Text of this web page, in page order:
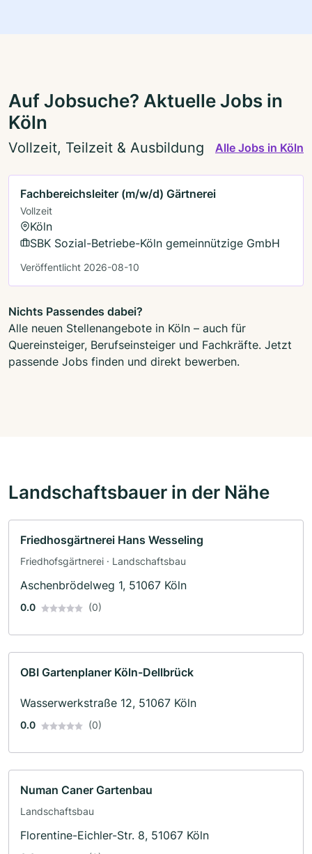
Auf Jobsuche? Aktuelle Jobs in
Köln
Vollzeit, Teilzeit & Ausbildung Alle Jobs in Köln
Fachbereichsleiter (m/w/d) Gärtnerei
Vollzeit
Köln
SBK Sozial-Betriebe-Köln gemeinnützige GmbH
Veröffentlicht 2026-08-10
Nichts Passendes dabei?
Alle neuen Stellenangebote in Köln – auch für
Quereinsteiger, Berufseinsteiger und Fachkräfte. Jetzt
passende Jobs finden und direkt bewerben.
Landschaftsbauer in der Nähe
Friedhosgärtnerei Hans Wesseling
Friedhofsgärtnerei · Landschaftsbau
Aschenbrödelweg 1, 51067 Köln
0.0 (0)
OBI Gartenplaner Köln-Dellbrück
Wasserwerkstraße 12, 51067 Köln
0.0 (0)
Numan Caner Gartenbau
Landschaftsbau
Florentine-Eichler-Str. 8, 51067 Köln